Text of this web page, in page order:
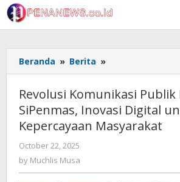
Skip
to
content
Beranda » Berita »
Komunikasi
Polri:
SiPenmas,
Inovasi
Digital
Kepercayaan
Revolusi Komunikasi Publik
SiPenmas, Inovasi Digital
Kepercayaan Masyarakat
October 22, 2025
by Muchlis Musa